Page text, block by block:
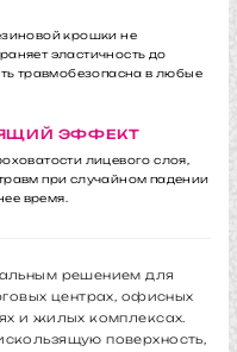
крошки не
эластичность до
травмобезопасна в любые
ЭФФЕКТ
лицевого слоя,
при случайном падении
время.
решением для
центрах, офисных
и жилых комплексах.
поверхность,